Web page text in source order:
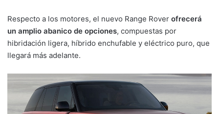
Respecto a los motores, el nuevo Range Rover ofrecerá
un amplio abanico de opciones, compuestas por
hibridación ligera, híbrido enchufable y eléctrico puro, que
llegará más adelante.